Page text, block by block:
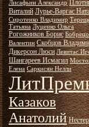
Лисафьин Александр
Виталий Лурье-Варгас
Сиротенко Владимир
Татьяна Луценко Ольга
Рогожников Борис
Валентин Скобцов
Дикерсон Люси Левитас
Шангареев Исмагил
Елена Саркисян Нелли
Казаков
Анатолий